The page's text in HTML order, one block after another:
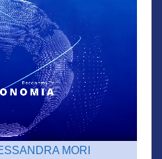
MORI